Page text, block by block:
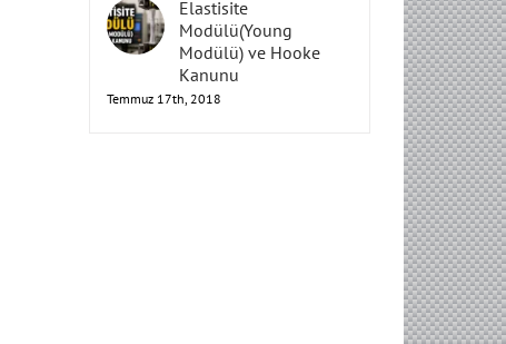
Elastisite
Modülü(Young
Modülü) ve Hooke
Kanunu